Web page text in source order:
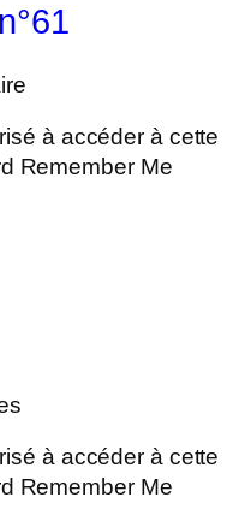
à accéder à cette
Remember Me
à accéder à cette
Remember Me